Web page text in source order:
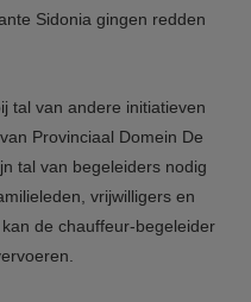
Sidonia gingen redden
tal van andere initiatieven
Provinciaal Domein De
tal van begeleiders nodig
vrijwilligers en
de chauffeur-begeleider